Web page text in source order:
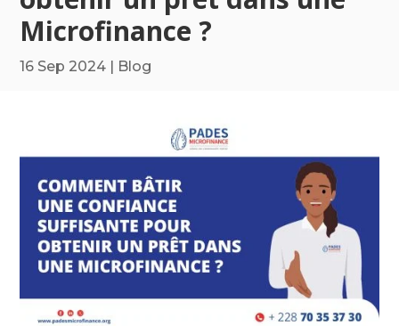
Microfinance ?
16 Sep 2024 | Blog